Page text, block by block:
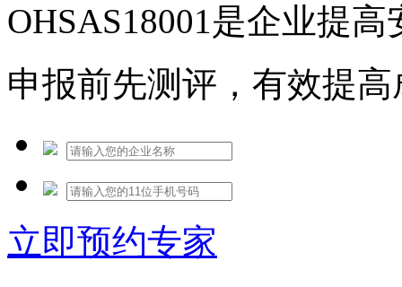
OHSAS18001是企业提
申报前先测评，有效提
立即预约专家